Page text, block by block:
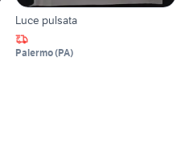
Luce pulsata
Palermo(PA)